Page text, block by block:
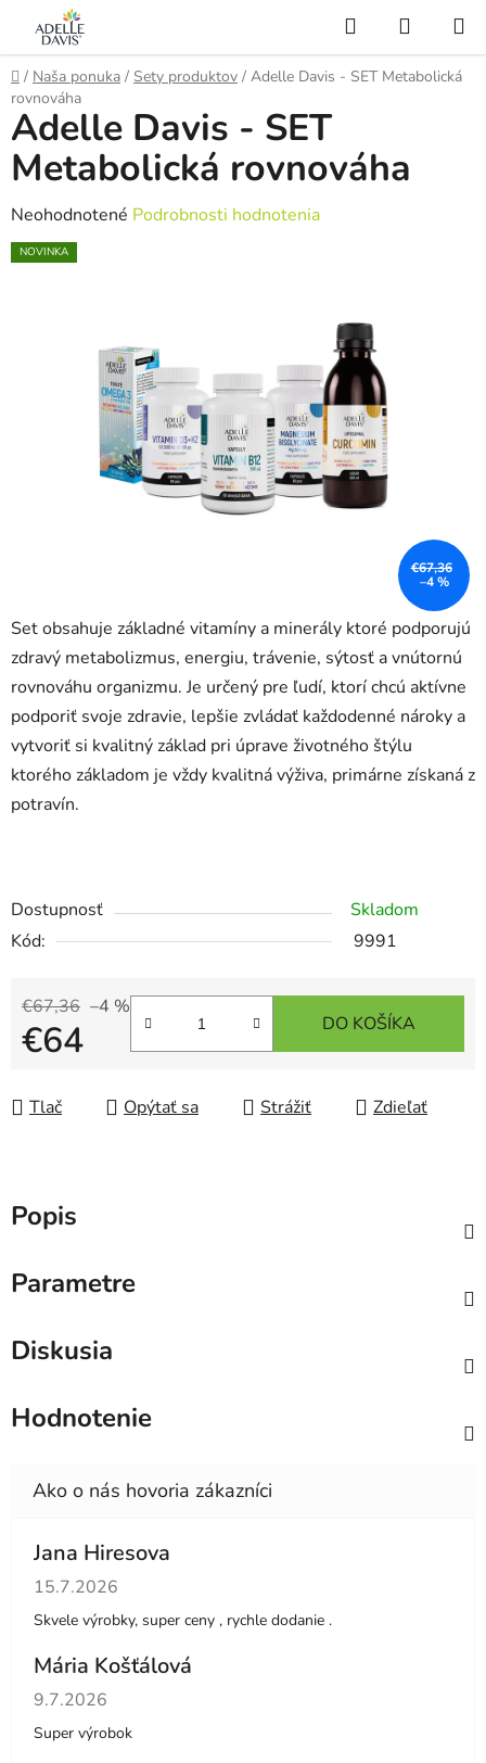
obsah
Hľadať
KOŠÍK
Domov
/ Naša ponuka / Sety produktov / Adelle Davis - SET Metabolická
rovnováha
Set obsahuje základné vitamíny a minerály ktoré podporujú
zdravý metabolizmus, energiu, trávenie, sýtosť a vnútornú
rovnováhu organizmu. Je určený pre ľudí, ktorí chcú aktívne
podporiť svoje zdravie, lepšie zvládať každodenné nároky a
vytvoriť si kvalitný základ pri úprave životného štýlu
ktorého základom je vždy kvalitná výživa, primárne získaná z
potravín.
Dostupnosť
Skladom
Kód:
9991
€67,36 –4 %
€64 DO KOŠÍKA
Tlač Opýtať sa Strážiť Zdieľať
Adelle Davis - SET
Metabolická rovnováha
Priemerné
hodnotenie
Neohodnotené Podrobnosti hodnotenia
NOVINKA
€67,36
–4 %
Popis
Parametre
Diskusia
Hodnotenie
Jana Hiresova
Hodnotenie obchodu je 5 z 5 hviezdičiek.
15.7.2026
Skvele výrobky, super ceny , rychle dodanie .
Mária Košťálová
Hodnotenie obchodu je 5 z 5 hviezdičiek.
9.7.2026
Super výrobok
AI Asistent